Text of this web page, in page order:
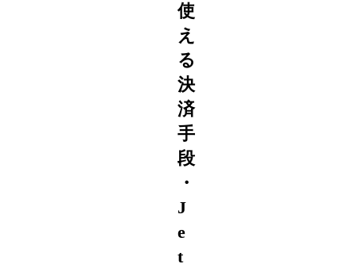
使
え
る
決
済
手
段
・
J
e
t